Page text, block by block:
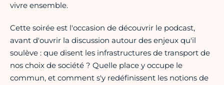
vivre ensemble.
Cette soirée est l'occasion de découvrir le podcast,
avant d'ouvrir la discussion autour des enjeux qu'il
soulève : que disent les infrastructures de transport de
nos choix de société ? Quelle place y occupe le
commun, et comment s'y redéfinissent les notions de